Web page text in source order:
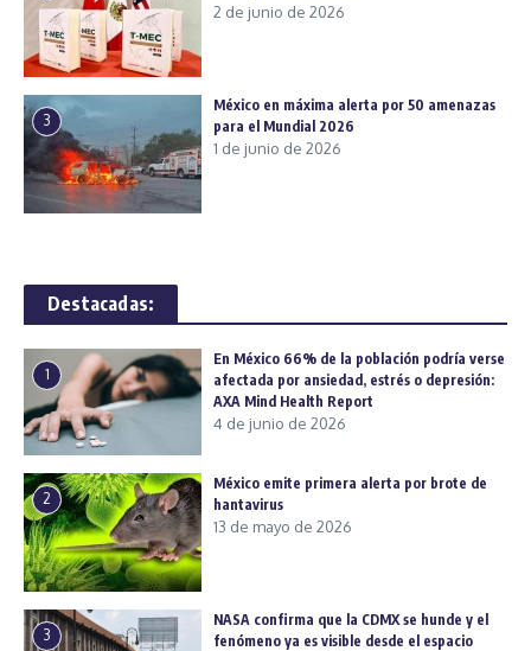
2 de junio de 2026
3
México en máxima alerta por 50 amenazas
para el Mundial 2026
1 de junio de 2026
Destacadas:
1
En México 66% de la población podría verse
afectada por ansiedad, estrés o depresión:
AXA Mind Health Report
4 de junio de 2026
2
México emite primera alerta por brote de
hantavirus
13 de mayo de 2026
3
NASA confirma que la CDMX se hunde y el
fenómeno ya es visible desde el espacio